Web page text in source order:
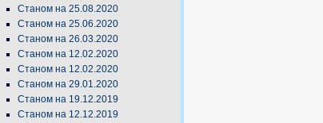
Станом на 25.08.2020
Станом на 25.06.2020
Станом на 26.03.2020
Станом на 12.02.2020
Станом на 12.02.2020
Станом на 29.01.2020
Станом на 19.12.2019
Станом на 12.12.2019